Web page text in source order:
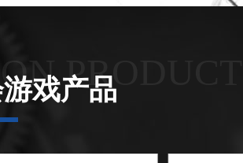
PRODUCTS
戏产品